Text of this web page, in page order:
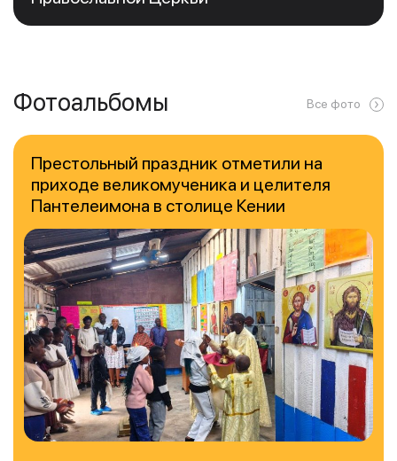
Фотоальбомы Все фото
Престольный праздник отметили на
приходе великомученика и целителя
Пантелеимона в столице Кении